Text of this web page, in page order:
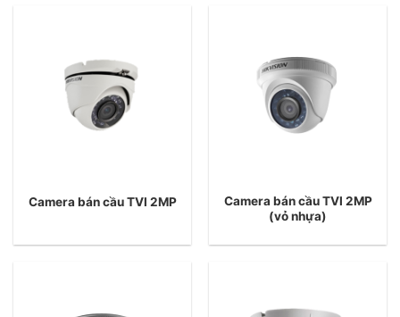
Camera bán cầu TVI 2MP
Camera bán cầu TVI 2MP
(vỏ nhựa)